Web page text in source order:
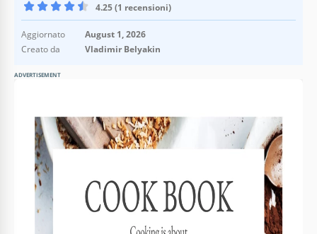
4.25 (1 recensioni)
Aggiornato
August 1, 2026
Creato da
Vladimir Belyakin
ADVERTISEMENT